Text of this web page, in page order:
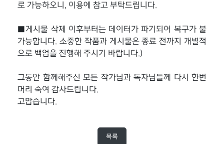
로 가능하오니, 이용에 참고 부탁드립니다.
■게시물 삭제 이후부터는 데이터가 파기되어 복구가 불
가능합니다. 소중한 작품과 게시물은 종료 전까지 개별적
으로 백업을 진행해 주시기 바랍니다.)
그동안 함께해주신 모든 작가님과 독자님들께 다시 한번
머리 숙여 감사드립니다.
고맙습니다.
목록